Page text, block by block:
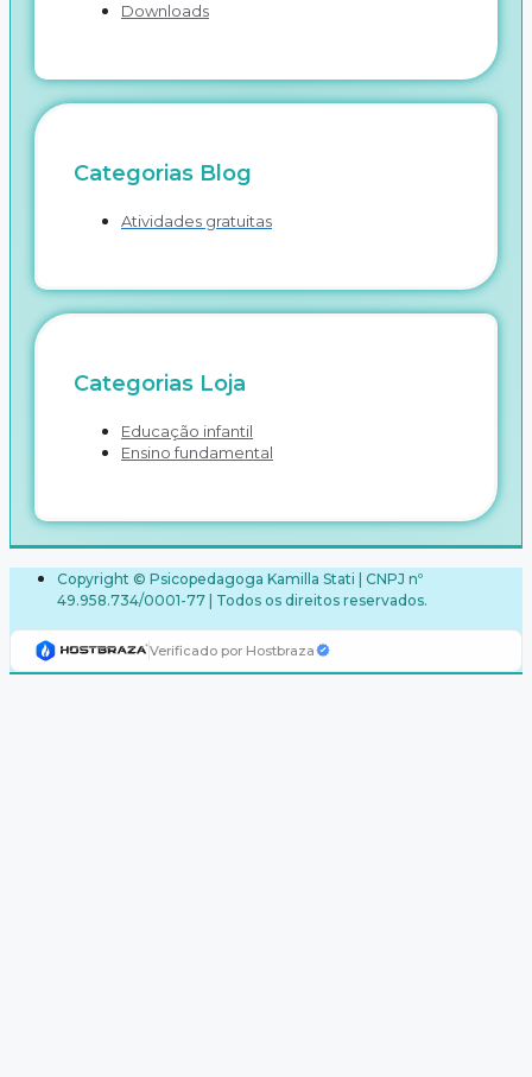
Downloads
Categorias Blog
Atividades gratuitas
Categorias Loja
Educação infantil
Ensino fundamental
Copyright © Psicopedagoga Kamilla Stati | CNPJ nº
49.958.734/0001-77 | Todos os direitos reservados.